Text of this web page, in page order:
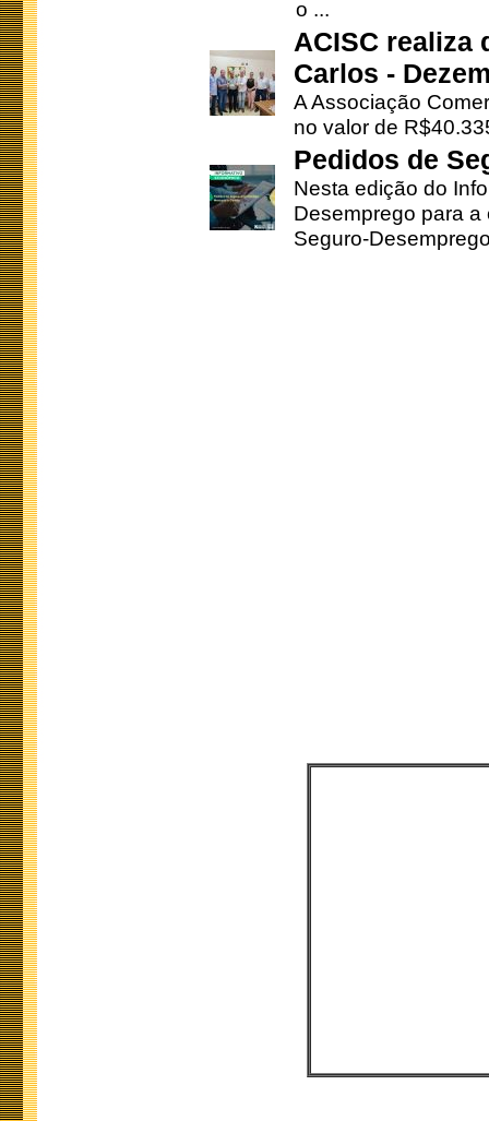
o ...
ACISC realiza
Carlos -
A Associação
no valor de
Pedidos de
Nesta edição do
Desemprego para
Seguro-